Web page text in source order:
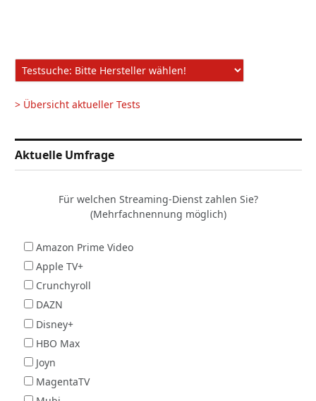
> Übersicht aktueller Tests
Aktuelle Umfrage
Für welchen Streaming-Dienst zahlen Sie?
(Mehrfachnennung möglich)
Amazon Prime Video
Apple TV+
Crunchyroll
DAZN
Disney+
HBO Max
Joyn
MagentaTV